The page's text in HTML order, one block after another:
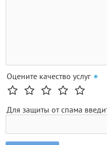
Оцените качество услуг
Для защиты от спама